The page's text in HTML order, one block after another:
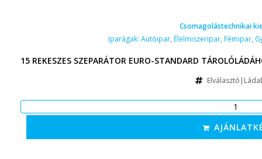
Csomagolástechnikai
Iparágak: Autóipar,Élelmiszeripar,Fémipar,
15 REKESZES SZEPARÁTOR EURO-STANDARD